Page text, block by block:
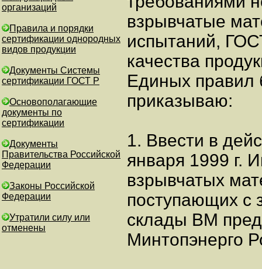
организаций
Правила и порядки
сертификации однородных
видов продукции
Документы Системы
сертификации ГОСТ Р
Основополагающие
документы по
сертификации
Документы
Правительства Российской
Федерации
Законы Российской
Федерации
Утратили силу или
отменены
взрывчатые
испытаний,
качества
Единых правил
приказываю:
1. Ввести в
января 1999 г.
взрывчатых
поступающих с
склады ВМ
Минтопэнерго